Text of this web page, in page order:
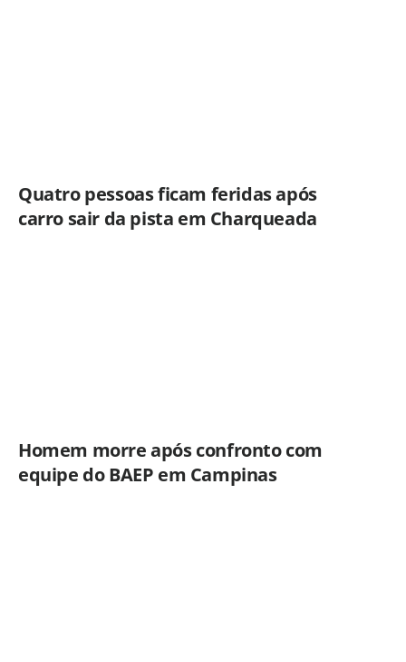
Quatro pessoas ficam feridas após
carro sair da pista em Charqueada
Homem morre após confronto com
equipe do BAEP em Campinas